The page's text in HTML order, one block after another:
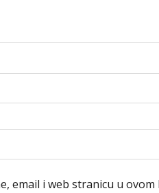
email i web stranicu u